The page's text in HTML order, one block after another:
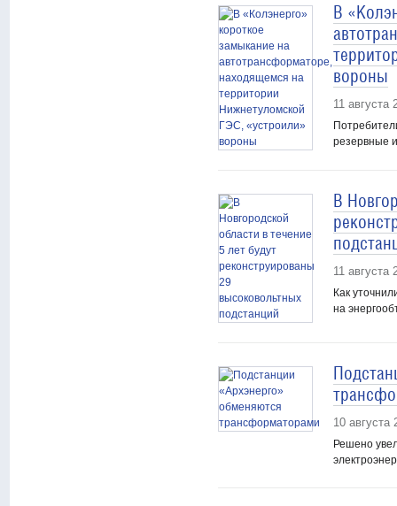
В
вороны
11 августа
резервные
В
11 августа
Как
на
10 августа
Решено